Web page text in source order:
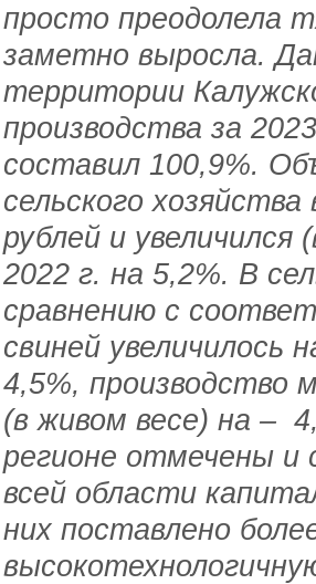
просто преодолела
заметно выросла.
территории
производства за
составил 100,9%.
сельского
рублей и увеличился
2022 г. на 5,2%. В
сравнению с
свиней увеличилось
4,5%, производство
(в живом весе) на –
регионе отмечены и
всей области
них поставлено